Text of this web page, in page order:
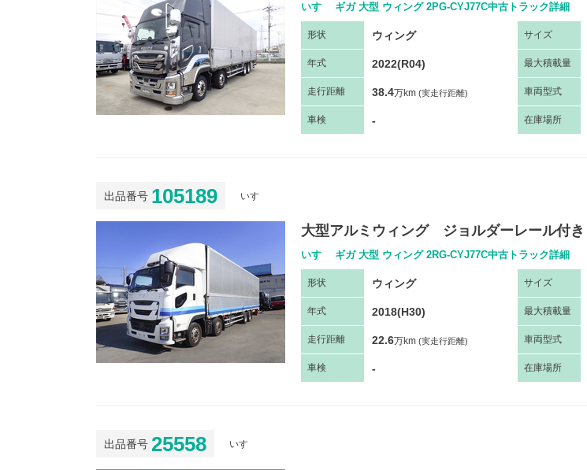
いすゞ ギガ 大型 ウィング 2PG-CYJ77C中古トラック詳細
形状 ウィング サイズ
年式 2022(R04) 最大積載量
走行距離 38.4万km (実走行距離) 車両型式
車検 - 在庫場所
出品番号 105189 いすゞ
大型アルミウィング ジョルダーレール付き
いすゞ ギガ 大型 ウィング 2RG-CYJ77C中古トラック詳細
形状 ウィング サイズ
年式 2018(H30) 最大積載量
走行距離 22.6万km (実走行距離) 車両型式
車検 - 在庫場所
出品番号 25558 いすゞ